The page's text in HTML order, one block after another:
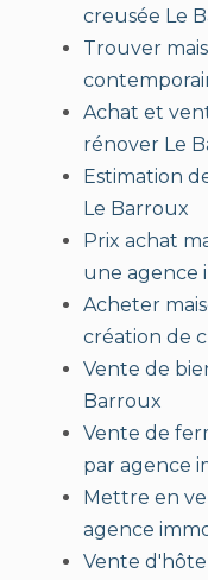
creusée Le
Trouver
Achat et
rénover Le
Estimation
Le Barroux
Prix achat
une agence
Acheter
création de
Vente de
Barroux
Vente de
par agence
Mettre en
agence
Vente